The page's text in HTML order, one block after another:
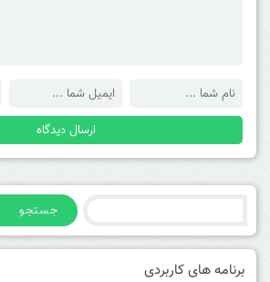
جستجو
برنامه های کاربردی